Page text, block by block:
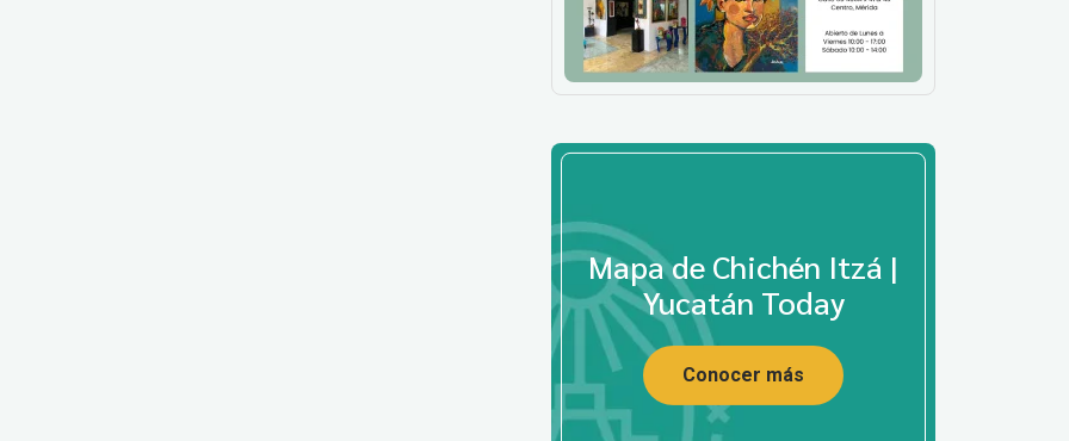
Mapa de Chichén Itzá |
Yucatán Today
Conocer más